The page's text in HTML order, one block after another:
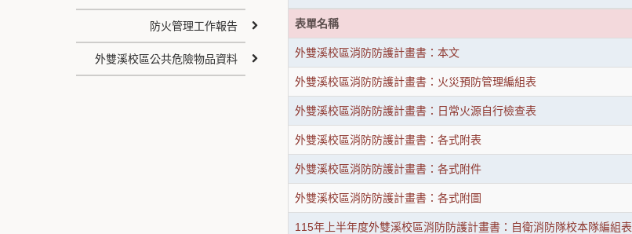
表單名稱
外雙溪校區消防防護計畫書：本文
外雙溪校區消防防護計畫書：火災預防管理編組表
外雙溪校區消防防護計畫書：日常火源自行檢查表
外雙溪校區消防防護計畫書：各式附表
外雙溪校區消防防護計畫書：各式附件
外雙溪校區消防防護計畫書：各式附圖
115年上半年度外雙溪校區消防防護計畫書：自衛消防隊校本隊編組表
防火管理工作報告
外雙溪校區公共危險物品資料